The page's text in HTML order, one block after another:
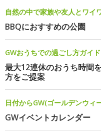
自然の中で家族や友人とワイ
BBQにおすすめの公園
GWおうちでの過ごし方ガイド
最大12連休のおうち時間
方をご提案
日付からGW(ゴールデンウィ
GWイベントカレンダー